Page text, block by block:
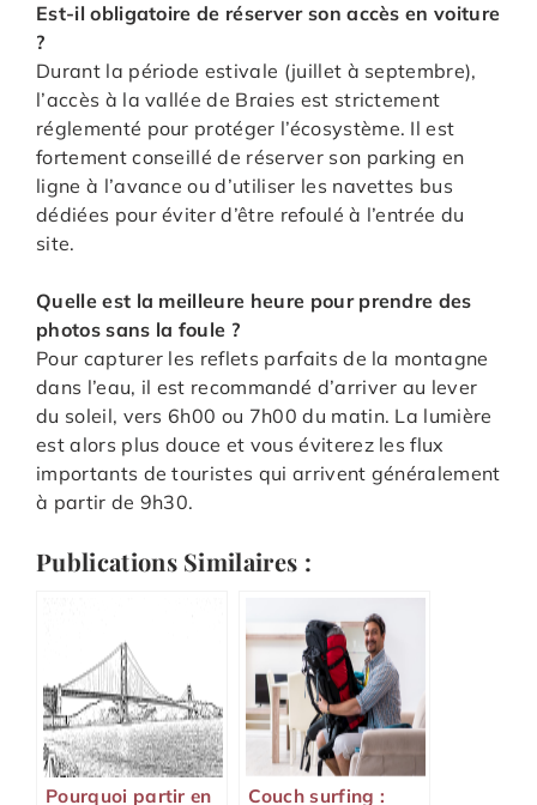
Est-il obligatoire de réserver son accès en voiture
?
Durant la période estivale (juillet à septembre),
l’accès à la vallée de Braies est strictement
réglementé pour protéger l’écosystème. Il est
fortement conseillé de réserver son parking en
ligne à l’avance ou d’utiliser les navettes bus
dédiées pour éviter d’être refoulé à l’entrée du
site.
Quelle est la meilleure heure pour prendre des
photos sans la foule ?
Pour capturer les reflets parfaits de la montagne
dans l’eau, il est recommandé d’arriver au lever
du soleil, vers 6h00 ou 7h00 du matin. La lumière
est alors plus douce et vous éviterez les flux
importants de touristes qui arrivent généralement
à partir de 9h30.
Publications Similaires :
Pourquoi partir en Couch surfing :